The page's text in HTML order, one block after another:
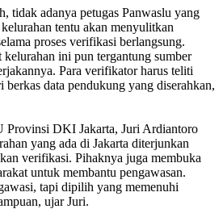
tidak adanya petugas Panwaslu yang
tentu akan menyulitkan
proses verifikasi berlangsung.
ini pun tergantung sumber
Para verifikator harus teliti
data pendukung yang diserahkan,
Provinsi DKI Jakarta, Juri Ardiantoro
yang ada di Jakarta diterjunkan
verifikasi. Pihaknya juga membuka
untuk membantu pengawasan.
tapi dipilih yang memenuhi
ujar Juri.